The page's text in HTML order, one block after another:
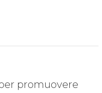
promuovere